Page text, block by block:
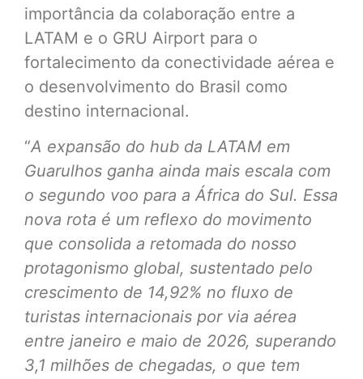
importância da colaboração entre a
LATAM e o GRU Airport para o
fortalecimento da conectividade aérea e
o desenvolvimento do Brasil como
destino internacional.
“A expansão do hub da LATAM em
Guarulhos ganha ainda mais escala com
o segundo voo para a África do Sul. Essa
nova rota é um reflexo do movimento
que consolida a retomada do nosso
protagonismo global, sustentado pelo
crescimento de 14,92% no fluxo de
turistas internacionais por via aérea
entre janeiro e maio de 2026, superando
3,1 milhões de chegadas, o que tem